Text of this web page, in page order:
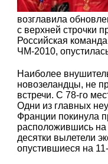
возглавила
с верхней строчки
Российская
ЧМ-2010,
Наиболее
новозеландцы, не
встречи. С 78-го
Одни из главных
Франции покинула
расположившись на
десятки вылетели
опустившиеся на